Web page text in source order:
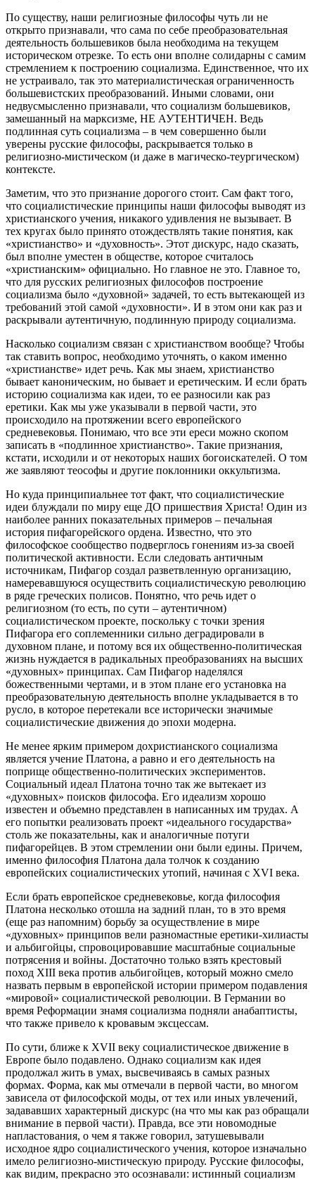
По существу, наши религиозные философы чуть ли не
открыто признавали, что сама по себе преобразовательная
деятельность большевиков была необходима на текущем
историческом отрезке. То есть они вполне солидарны с самим
стремлением к построению социализма. Единственное, что их
не устраивало, так это материалистическая ограниченность
большевистских преобразований. Иными словами, они
недвусмысленно признавали, что социализм большевиков,
замешанный на марксизме, НЕ АУТЕНТИЧЕН. Ведь
подлинная суть социализма – в чем совершенно были
уверены русские философы, раскрывается только в
религиозно-мистическом (и даже в магическо-теургическом)
контексте.
Заметим, что это признание дорогого стоит. Сам факт того,
что социалистические принципы наши философы выводят из
христианского учения, никакого удивления не вызывает. В
тех кругах было принято отождествлять такие понятия, как
«христианство» и «духовность». Этот дискурс, надо сказать,
был вполне уместен в обществе, которое считалось
«христианским» официально. Но главное не это. Главное то,
что для русских религиозных философов построение
социализма было «духовной» задачей, то есть вытекающей из
требований этой самой «духовности». И в этом они как раз и
раскрывали аутентичную, подлинную природу социализма.
Насколько социализм связан с христианством вообще? Чтобы
так ставить вопрос, необходимо уточнять, о каком именно
«христианстве» идет речь. Как мы знаем, христианство
бывает каноническим, но бывает и еретическим. И если брать
историю социализма как идеи, то ее разносили как раз
еретики. Как мы уже указывали в первой части, это
происходило на протяжении всего европейского
средневековья. Понимаю, что все эти ереси можно скопом
записать в «подлинное христианство». Такие признания,
кстати, исходили и от некоторых наших богоискателей. О том
же заявляют теософы и другие поклонники оккультизма.
Но куда принципиальнее тот факт, что социалистические
идеи блуждали по миру еще ДО пришествия Христа! Один из
наиболее ранних показательных примеров – печальная
история пифагорейского ордена. Известно, что это
философское сообщество подверглось гонениям из-за своей
политической активности. Если следовать античным
источникам, Пифагор создал разветвленную организацию,
намеревавшуюся осуществить социалистическую революцию
в ряде греческих полисов. Понятно, что речь идет о
религиозном (то есть, по сути – аутентичном)
социалистическом проекте, поскольку с точки зрения
Пифагора его соплеменники сильно деградировали в
духовном плане, и потому вся их общественно-политическая
жизнь нуждается в радикальных преобразованиях на высших
«духовных» принципах. Сам Пифагор наделялся
божественными чертами, и в этом плане его установка на
преобразовательную деятельность вполне укладывается в то
русло, в которое перетекали все исторически значимые
социалистические движения до эпохи модерна.
Не менее ярким примером дохристианского социализма
является учение Платона, а равно и его деятельность на
поприще общественно-политических экспериментов.
Социальный идеал Платона точно так же вытекает из
«духовных» поисков философа. Его идеализм хорошо
известен и объемно представлен в написанных им трудах. А
его попытки реализовать проект «идеального государства»
столь же показательны, как и аналогичные потуги
пифагорейцев. В этом стремлении они были едины. Причем,
именно философия Платона дала толчок к созданию
европейских социалистических утопий, начиная с XVI века.
Если брать европейское средневековье, когда философия
Платона несколько отошла на задний план, то в это время
(еще раз напомним) борьбу за осуществление в мире
«духовных» принципов вели разномастные еретики-хилиасты
и альбигойцы, спровоцировавшие масштабные социальные
потрясения и войны. Достаточно только взять крестовый
поход XIII века против альбигойцев, который можно смело
назвать первым в европейской истории примером подавления
«мировой» социалистической революции. В Германии во
время Реформации знамя социализма подняли анабаптисты,
что также привело к кровавым эксцессам.
По сути, ближе к XVII веку социалистическое движение в
Европе было подавлено. Однако социализм как идея
продолжал жить в умах, высвечиваясь в самых разных
формах. Форма, как мы отмечали в первой части, во многом
зависела от философской моды, от тех или иных увлечений,
задававших характерный дискурс (на что мы как раз обращали
внимание в первой части). Правда, все эти новомодные
напластования, о чем я также говорил, затушевывали
исходное ядро социалистического учения, которое изначально
имело религиозно-мистическую природу. Русские философы,
как видим, прекрасно это осознавали: истинный социализм